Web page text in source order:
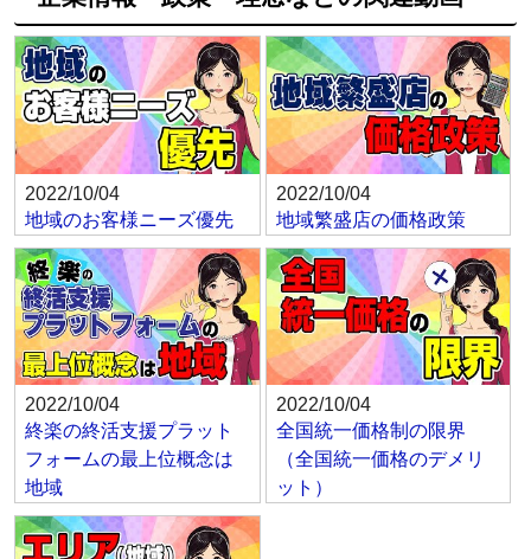
2022/10/04
地域のお客様ニーズ優先
2022/10/04
地域繁盛店の価格政策
2022/10/04
終楽の終活支援プラット
フォームの最上位概念は
地域
2022/10/04
全国統一価格制の限界
（全国統一価格のデメリ
ット）